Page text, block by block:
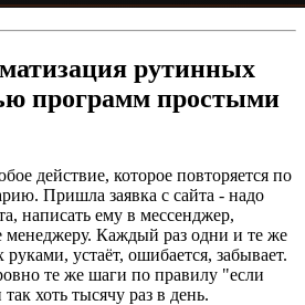
рутинных
программ простыми
действие, которое повторяется по
Пришла заявка с сайта - надо
написать ему в мессенджер,
менеджеру. Каждый раз одни и те же
устаёт, ошибается, забывает.
те же шаги по правилу "если
хоть тысячу раз в день.